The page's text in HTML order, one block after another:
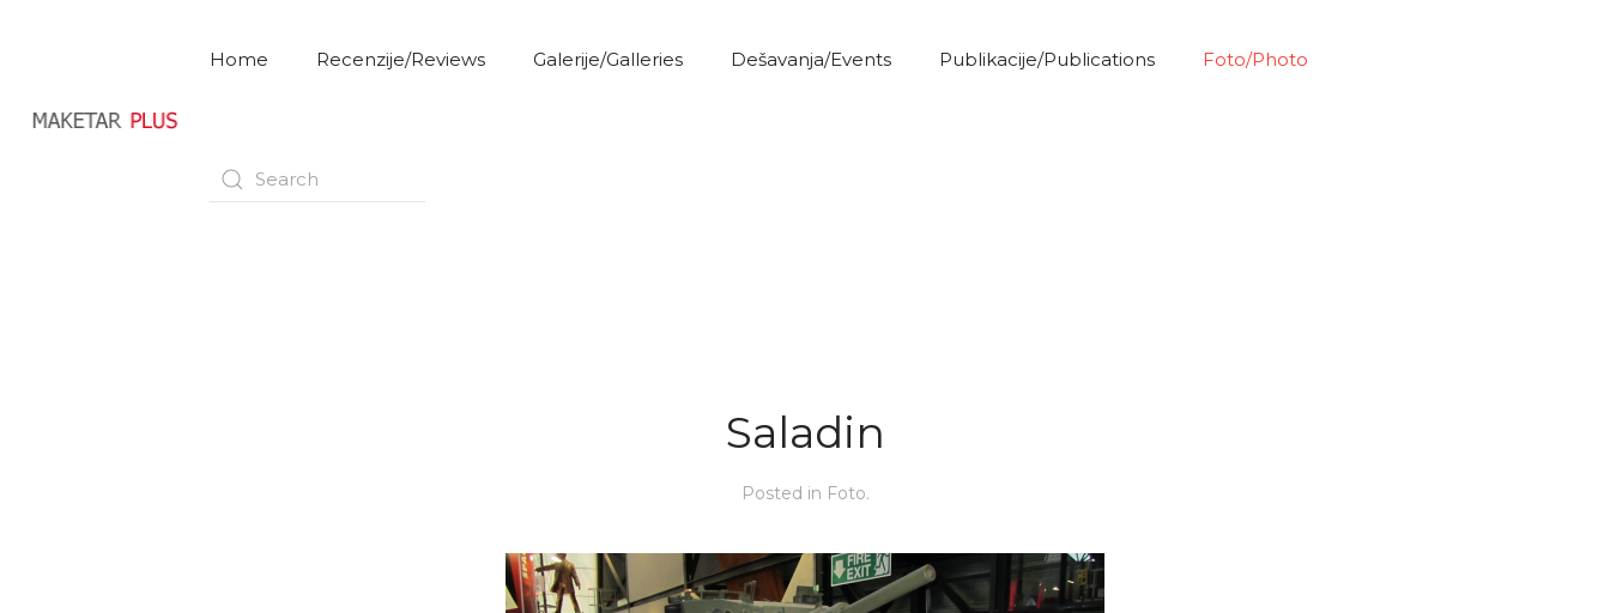
Home Recenzije/Reviews Galerije/Galleries Dešavanja/Events Publikacije/Publications Foto/Photo
Saladin
Posted in Foto.